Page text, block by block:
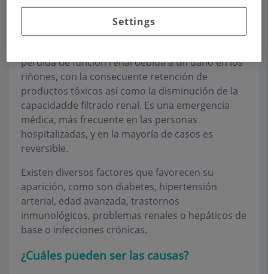
Insuficiencia renal aguda
pérdida de función renal debida a un daño en los
riñones, con la consecuente retención de
productos tóxicos así como la disminución de la
capacidadde filtrado renal. Es una emergencia
médica, más frecuente en las personas
hospitalizadas, y en la mayoría de casos es
reversible.
Existen diversos factores que favorecen su
aparición, como son diabetes, hipertensión
arterial, edad avanzada, trastornos
inmunológicos, problemas renales o hepáticos de
base o infecciones crónicas.
¿Cuáles pueden ser las causas?
Settings